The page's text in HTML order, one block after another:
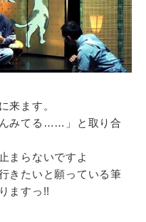
来ます。
みてる……」と取り合
まらないですよ
きたいと願っている筆
ますっ!!